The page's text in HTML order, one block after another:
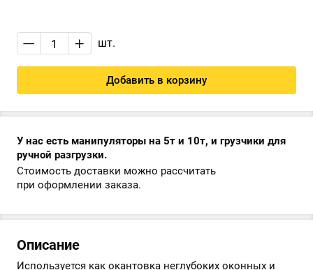
— + шт.
Добавить в корзину
У нас есть манипуляторы на 5т и 10т, и грузчики для
ручной разгрузки.
Стоимость доставки можно рассчитать
при оформлении заказа.
Описание
Используется как окантовка неглубоких оконных и